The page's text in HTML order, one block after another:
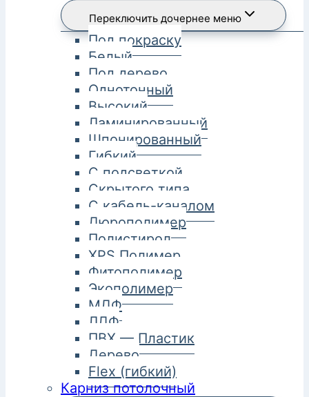
Переключить дочернее меню
Под покраску
Белый
Под дерево
Однотонный
Высокий
Ламинированный
Шпонированный
Гибкий
С подсветкой
Скрытого типа
С кабель-каналом
Дюрополимер
Полистирол
XPS Полимер
Фитополимер
Экополимер
МДФ
ЛДФ
ПВХ — Пластик
Дерево
Flex (гибкий)
Карниз потолочный